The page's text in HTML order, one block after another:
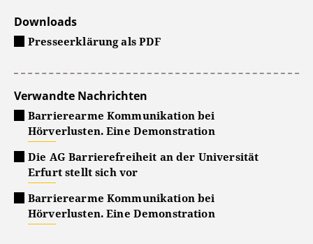
Downloads
Presseerklärung als PDF
Verwandte Nachrichten
Barrierearme Kommunikation bei
Hörverlusten. Eine Demonstration
Die AG Barrierefreiheit an der Universität
Erfurt stellt sich vor
Barrierearme Kommunikation bei
Hörverlusten. Eine Demonstration